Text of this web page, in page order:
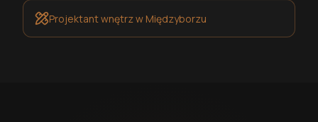
Projektant wnętrzw Międzyborzu